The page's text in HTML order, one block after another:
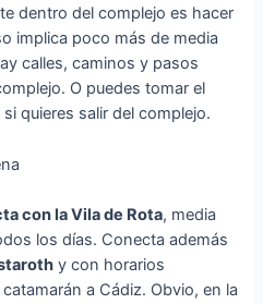
dentro del complejo es hacer
implica poco más de media
calles, caminos y pasos
O puedes tomar el
quieres salir del complejo.
con la Vila de Rota, media
los días. Conecta además
y con horarios
a Cádiz. Obvio, en la